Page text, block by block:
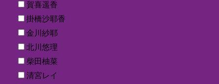
賀喜遥香
掛橋沙耶香
金川紗耶
北川悠理
柴田柚菜
清宮レイ